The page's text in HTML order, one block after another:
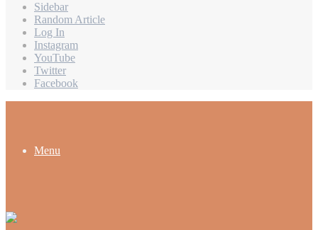
Sidebar
Random Article
Log In
Instagram
YouTube
Twitter
Facebook
Menu